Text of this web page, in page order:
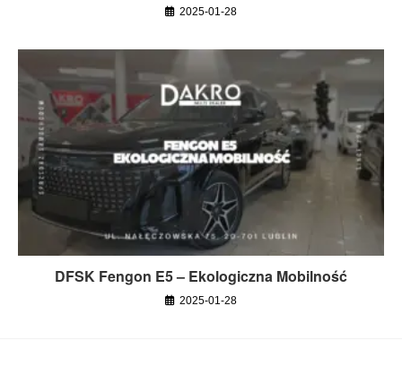
2025-01-28
DFSK Fengon E5 – Ekologiczna Mobilność
2025-01-28